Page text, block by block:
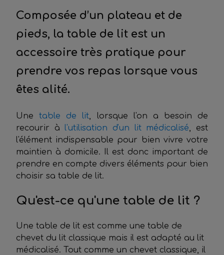
Composée d’un plateau et de
pieds, la table de lit est un
accessoire très pratique pour
prendre vos repas lorsque vous
êtes alité.
Unetable de lit, lorsque l'on a besoin de
recourir à l'utilisation d'un lit médicalisé, est
l'élément indispensable pour bien vivre votre
maintien à domicile. Il est donc important de
prendre en compte divers éléments pour bien
choisir sa table de lit.
Qu'est-ce qu'une table de lit ?
Une table de lit est comme une table de
chevet du lit classique mais il est adapté au lit
médicalisé. Tout comme un chevet classique, il